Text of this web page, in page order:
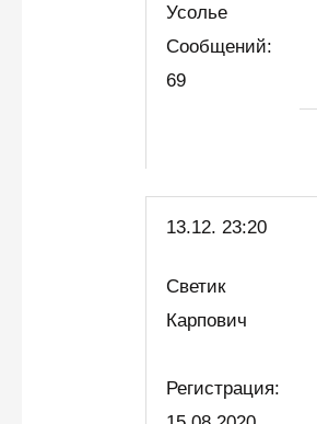
Усолье
Сообщений:
69
13.12. 23:20
Светик
Карпович
Регистрация: